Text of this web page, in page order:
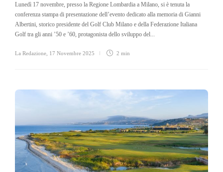
Lunedì 17 novembre, presso la Regione Lombardia a Milano, si è tenuta la
conferenza stampa di presentazione dell’evento dedicato alla memoria di Gianni
Albertini, storico presidente del Golf Club Milano e della Federazione Italiana
Golf tra gli anni ’50 e ’60, protagonista dello sviluppo del...
La Redazione 17 Novembre 2025 2 min